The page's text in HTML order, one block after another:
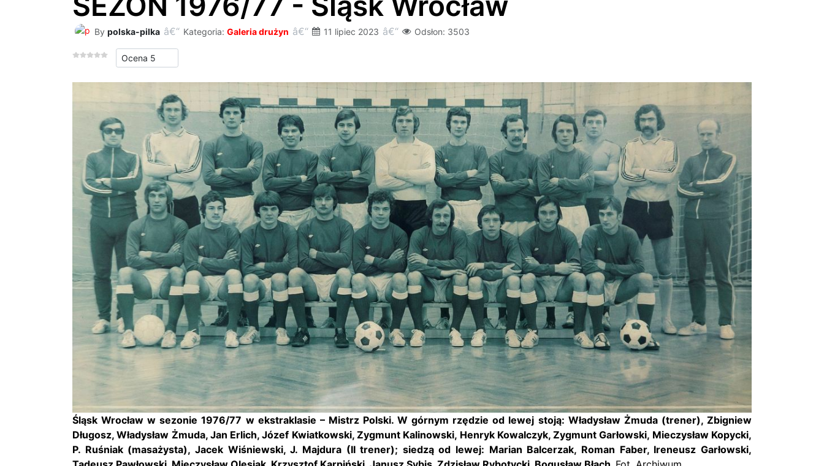
By polska-pilka Kategoria: Galeria drużyn 11 lipiec 2023 Odsłon: 3503
Proszę, oceń
Śląsk Wrocław w sezonie 1976/77 w ekstraklasie – Mistrz Polski. W górnym rzędzie od lewej stoją: Władysław Żmuda (trener), Zbigniew
Długosz, Władysław Żmuda, Jan Erlich, Józef Kwiatkowski, Zygmunt Kalinowski, Henryk Kowalczyk, Zygmunt Garłowski, Mieczysław Kopycki,
P. Ruśniak (masażysta), Jacek Wiśniewski, J. Majdura (II trener); siedzą od lewej: Marian Balcerzak, Roman Faber, Ireneusz Garłowski,